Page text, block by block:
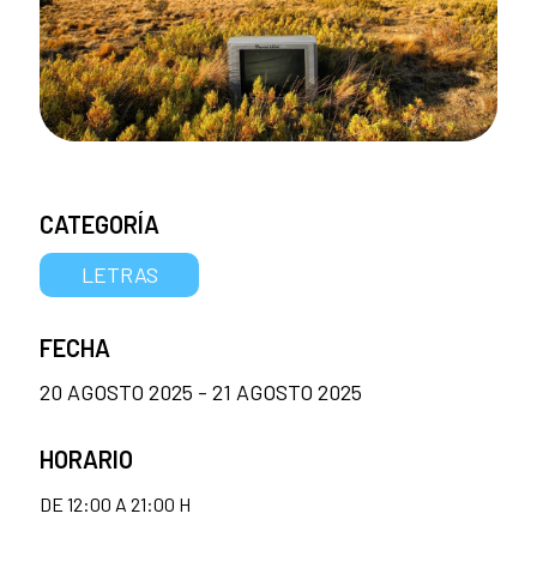
CATEGORÍA
LETRAS
FECHA
20 AGOSTO 2025 - 21 AGOSTO 2025
HORARIO
DE 12:00 A 21:00 H